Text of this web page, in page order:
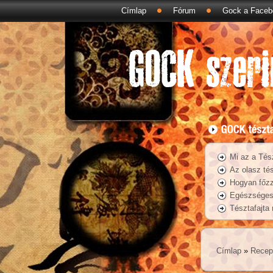
Címlap Fórum Gock a
Mi az a
Az olasz
Hogyan
Tésztafajta
Címlap »